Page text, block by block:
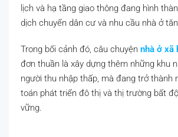
lịch và hạ tầng giao thông đang hình
dịch chuyển dân cư và nhu cầu nhà ở
Trong bối cảnh đó, câu chuyện nhà ở xã
đơn thuần là xây dựng thêm những khu
người thu nhập thấp, mà đang trở thành
toán phát triển đô thị và thị trường bất
vững.